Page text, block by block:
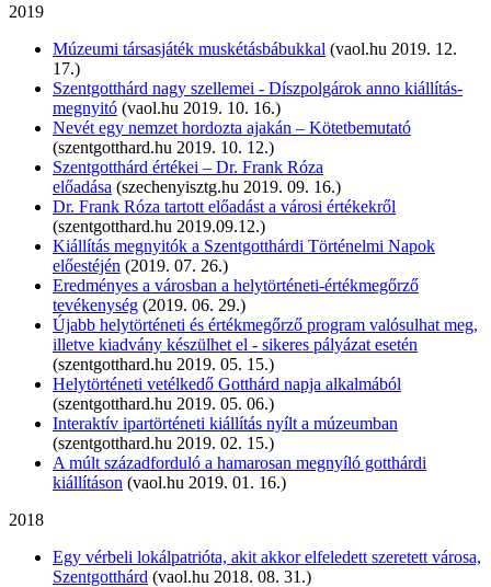
2019
Múzeumi társasjáték muskétásbábukkal (vaol.hu 2019. 12.
17.)
Szentgotthárd nagy szellemei - Díszpolgárok anno kiállítás-
megnyitó (vaol.hu 2019. 10. 16.)
Nevét egy nemzet hordozta ajakán – Kötetbemutató
(szentgotthard.hu 2019. 10. 12.)
Szentgotthárd értékei – Dr. Frank Róza
előadása (szechenyisztg.hu 2019. 09. 16.)
Dr. Frank Róza tartott előadást a városi értékekről
(szentgotthard.hu 2019.09.12.)
Kiállítás megnyitók a Szentgotthárdi Történelmi Napok
előestéjén (2019. 07. 26.)
Eredményes a városban a helytörténeti-értékmegőrző
tevékenység (2019. 06. 29.)
Újabb helytörténeti és értékmegőrző program valósulhat meg,
illetve kiadvány készülhet el - sikeres pályázat esetén
(szentgotthard.hu 2019. 05. 15.)
Helytörténeti vetélkedő Gotthárd napja alkalmából
(szentgotthard.hu 2019. 05. 06.)
Interaktív ipartörténeti kiállítás nyílt a múzeumban
(szentgotthard.hu 2019. 02. 15.)
A múlt századforduló a hamarosan megnyíló gotthárdi
kiállításon (vaol.hu 2019. 01. 16.)
2018
Egy vérbeli lokálpatrióta, akit akkor elfeledett szeretett városa,
Szentgotthárd (vaol.hu 2018. 08. 31.)